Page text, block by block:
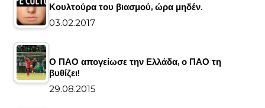
Κουλτούρα του βιασμού, ώρα μηδέν.
03.02.2017
Ο ΠΑΟ απογείωσε την Ελλάδα, ο ΠΑΟ τη
βυθίζει!
29.08.2015